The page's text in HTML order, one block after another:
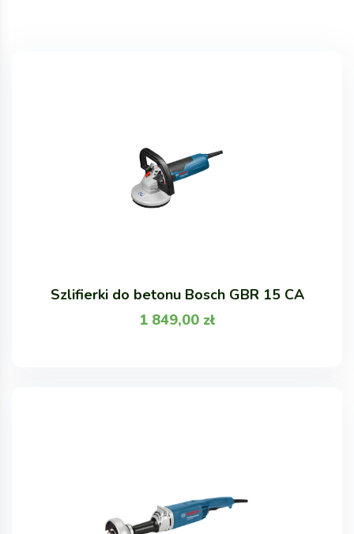
Szlifierki do betonu Bosch GBR 15 CA
1 849,00 zł